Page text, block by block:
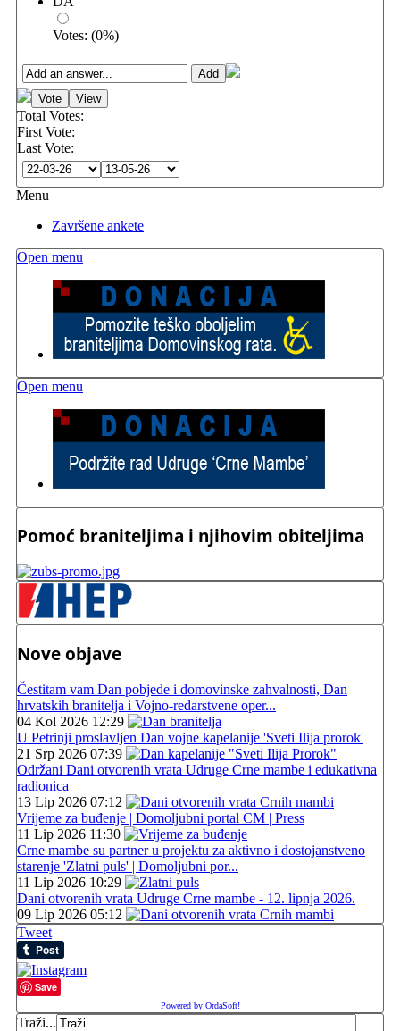
Votes: (0%)
Total Votes:
First Vote:
Last Vote:
Menu
Završene ankete
Open menu
Open menu
Pomoć braniteljima i njihovim obiteljima
Nove objave
Čestitam vam Dan pobjede i domovinske zahvalnosti, Dan
hrvatskih branitelja i Vojno-redarstvene oper...
04 Kol 2026 12:29
U Petrinji proslavljen Dan vojne kapelanije 'Sveti Ilija prorok'
21 Srp 2026 07:39
Održani Dani otvorenih vrata Udruge Crne mambe i edukativna
radionica
13 Lip 2026 07:12
Vrijeme za buđenje | Domoljubni portal CM | Press
11 Lip 2026 11:30
Crne mambe su partner u projektu za aktivno i dostojanstveno
starenje 'Zlatni puls' | Domoljubni por...
11 Lip 2026 10:29
Dani otvorenih vrata Udruge Crne mambe - 12. lipnja 2026.
09 Lip 2026 05:12
Tweet
Save
Powered by OrdaSoft!
Traži...